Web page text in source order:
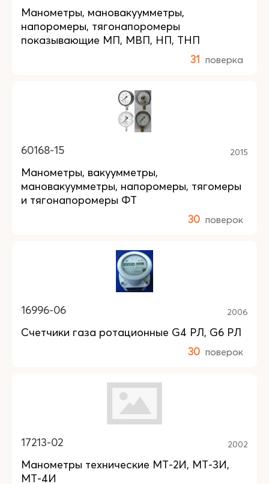
Манометры, мановакуумметры,
напоромеры, тягонапоромеры
показывающие МП, МВП, НП, ТНП
31 поверка
60168-15 2015
Манометры, вакуумметры,
мановакуумметры, напоромеры, тягомеры
и тягонапоромеры ФТ
30 поверок
16996-06 2006
Счетчики газа ротационные G4 РЛ, G6 РЛ
30 поверок
17213-02 2002
Манометры технические МТ-2И, МТ-3И,
МТ-4И